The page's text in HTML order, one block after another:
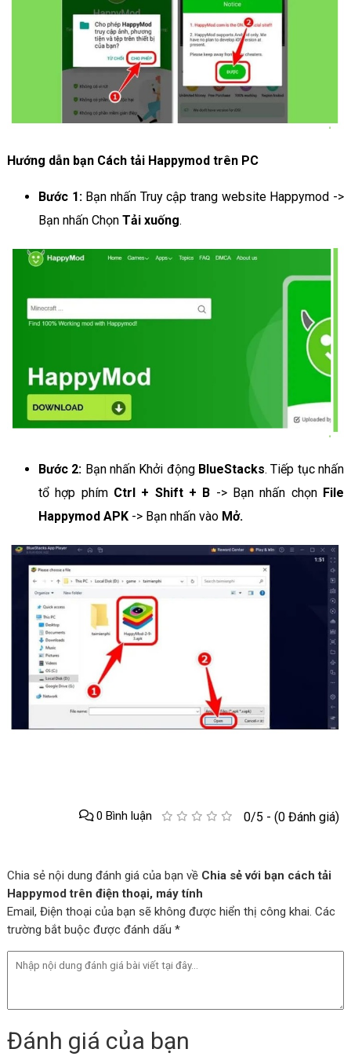
Hướng dẫn bạn Cách tải Happymod trên PC
Bước 1:Bạn nhấn Truy cập trang website Happymod ->
Bạn nhấn Chọn Tải xuống.
Bước 2: Bạn nhấn Khởi động BlueStacks. Tiếp tục nhấn
tổ hợp phím Ctrl + Shift + B -> Bạn nhấn chọn File
Happymod APK-> Bạn nhấn vào Mở.
0/5 - (0 Đánh giá)
0 Bình luận
Chia sẻ nội dung đánh giá của bạn về Chia sẻ với bạn cách tải
Happymod trên điện thoại, máy tính
Email, Điện thoại của bạn sẽ không được hiển thị công khai. Các
trường bắt buộc được đánh dấu *
Đánh giá của bạn